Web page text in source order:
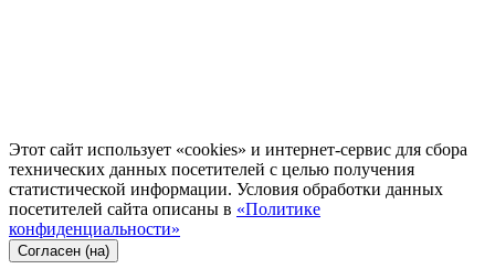
Этот сайт использует «cookies» и интернет-сервис для сбора
технических данных посетителей с целью получения
статистической информации. Условия обработки данных
посетителей сайта описаны в «Политике
конфиденциальности»
Согласен (на)